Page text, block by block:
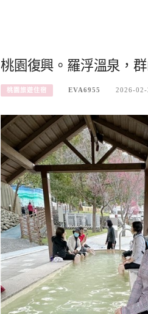
桃園復興。羅浮溫泉，
桃園旅遊住宿 EVA6955 2026-02-